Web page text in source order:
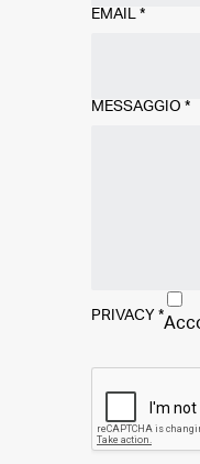
EMAIL *
MESSAGGIO *
PRIVACY *